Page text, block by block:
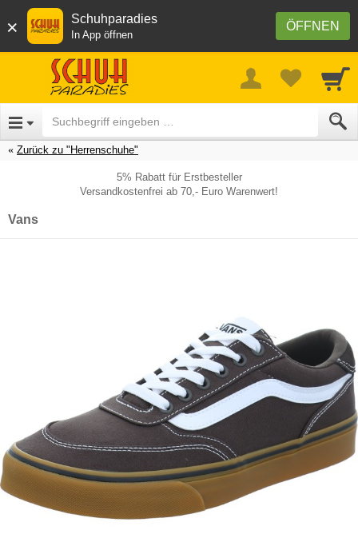
× ÖFFNEN
Schuhparadies
In App öffnen
Zurück zu "Herrenschuhe"
5% Rabatt für Erstbesteller
Versandkostenfrei ab 70,- Euro Warenwert!
Vans